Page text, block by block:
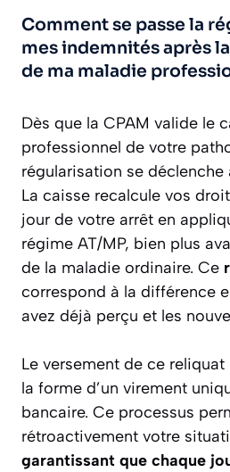
Comment se passe la
mes indemnités après
de ma maladie
Dès que la CPAM valide le
professionnel de votre
régularisation se
La caisse recalcule vos
jour de votre arrêt en
régime AT/MP, bien plus
de la maladie ordinaire. Ce
correspond à la différence
avez déjà perçu et les
Le versement de ce
la forme d’un virement
bancaire. Ce processus
rétroactivement votre
garantissant que chaque